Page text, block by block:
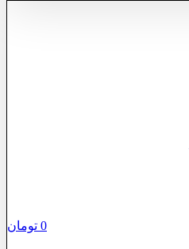
0 تومان